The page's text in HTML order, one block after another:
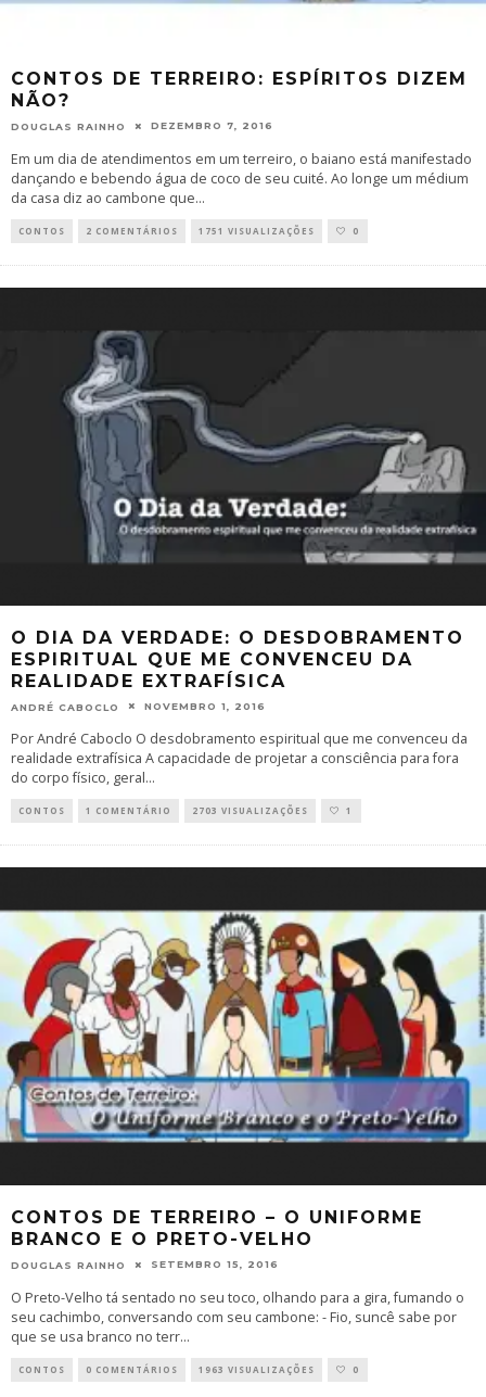
CONTOS DE TERREIRO: ESPÍRITOS DIZEM
NÃO?
DOUGLAS RAINHO DEZEMBRO 7, 2016
Em um dia de atendimentos em um terreiro, o baiano está manifestado
dançando e bebendo água de coco de seu cuité. Ao longe um médium
da casa diz ao cambone que...
CONTOS 2 COMENTÁRIOS 1751 VISUALIZAÇÕES 0
O DIA DA VERDADE: O DESDOBRAMENTO
ESPIRITUAL QUE ME CONVENCEU DA
REALIDADE EXTRAFÍSICA
ANDRÉ CABOCLO NOVEMBRO 1, 2016
Por André Caboclo O desdobramento espiritual que me convenceu da
realidade extrafísica A capacidade de projetar a consciência para fora
do corpo físico, geral...
CONTOS 1 COMENTÁRIO 2703 VISUALIZAÇÕES 1
CONTOS DE TERREIRO – O UNIFORME
BRANCO E O PRETO-VELHO
DOUGLAS RAINHO SETEMBRO 15, 2016
O Preto-Velho tá sentado no seu toco, olhando para a gira, fumando o
seu cachimbo, conversando com seu cambone: - Fio, suncê sabe por
que se usa branco no terr...
CONTOS 0 COMENTÁRIOS 1963 VISUALIZAÇÕES 0